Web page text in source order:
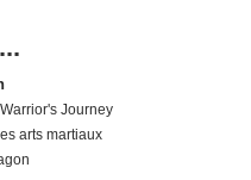
Journey
arts martiaux